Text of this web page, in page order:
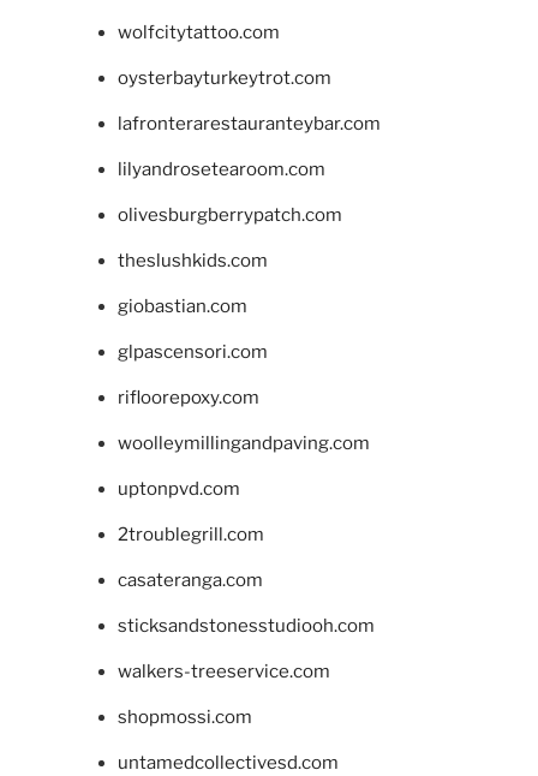
wolfcitytattoo.com
oysterbayturkeytrot.com
lafronterarestauranteybar.com
lilyandrosetearoom.com
olivesburgberrypatch.com
theslushkids.com
giobastian.com
glpascensori.com
rifloorepoxy.com
woolleymillingandpaving.com
uptonpvd.com
2troublegrill.com
casateranga.com
sticksandstonesstudiooh.com
walkers-treeservice.com
shopmossi.com
untamedcollectivesd.com